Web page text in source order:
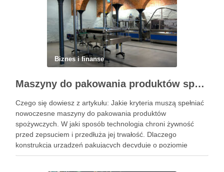
Biznes i finanse
Maszyny do pakowania produktów spożywczych – standardy higieny i nowoczesne technologie w przetwórstwie
Czego się dowiesz z artykułu: Jakie kryteria muszą spełniać
nowoczesne maszyny do pakowania produktów
spożywczych. W jaki sposób technologia chroni żywność
przed zepsuciem i przedłuża jej trwałość. Dlaczego
konstrukcja urządzeń pakujących decyduje o poziomie
higieny w zakładzie. Jak dobrać odpowiedni system